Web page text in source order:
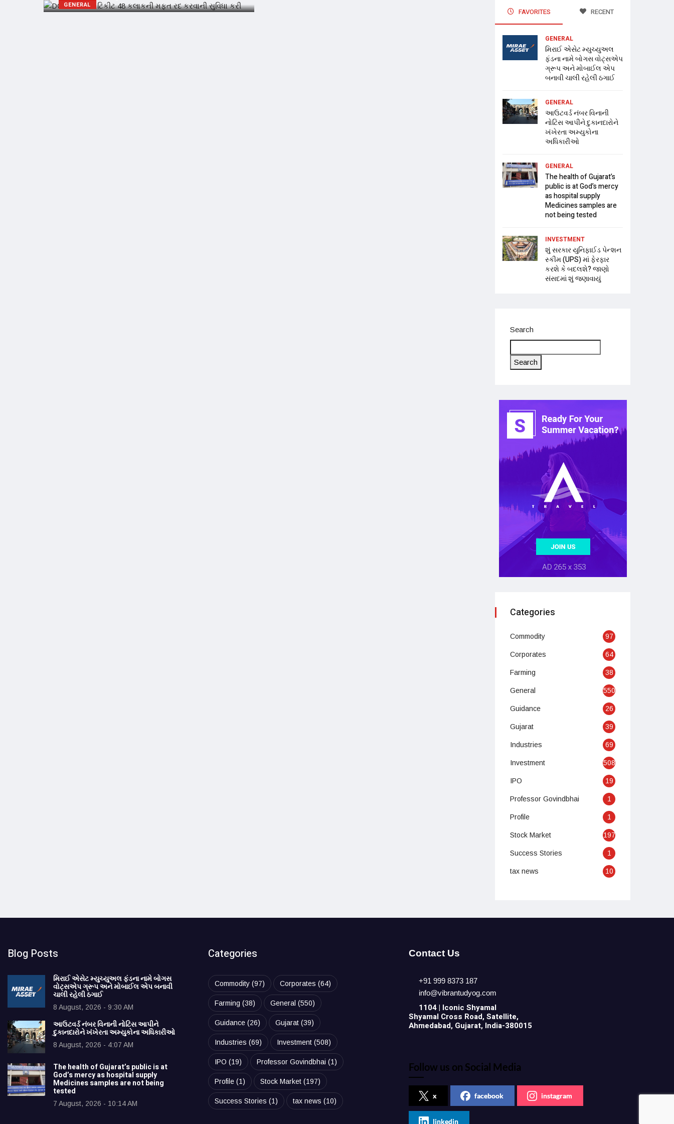
GENERAL
FAVORITES RECENT
GENERAL
મિરાઈ એસેટ મ્યુચ્યુઅલ
ફંડના નામે બોગસ વોટ્સએપ
ગ્રૂપ અને મોબાઈલ એપ
બનાવી ચાલી રહેલી ઠગાઈ
GENERAL
આઉટવર્ડ નંબર વિનાની
નોટિસ આપીને દુકાનદારોને
ખંખેરતા અમ્યુકોના
અધિકારીઓ
GENERAL
The health of Gujarat’s
public is at God’s mercy
as hospital supply
Medicines samples are
not being tested
INVESTMENT
શું સરકાર યુનિફાઈડ પેન્શન
સ્કીમ (UPS) માં ફેરફાર
કરશે કે બદલશે? જાણો
સંસદમાં શું જણાવાયું
Search
Search
Categories
Commodity 97
Corporates 64
Farming 38
General 550
Guidance 26
Gujarat 39
Industries 69
Investment 508
IPO 19
Professor Govindbhai 1
Profile 1
Stock Market 197
Success Stories 1
tax news 10
Blog Posts
મિરાઈ એસેટ મ્યુચ્યુઅલ ફંડના નામે બોગસ
વોટ્સએપ ગ્રૂપ અને મોબાઈલ એપ બનાવી
ચાલી રહેલી ઠગાઈ
8 August, 2026 - 9:30 AM
આઉટવર્ડ નંબર વિનાની નોટિસ આપીને
દુકાનદારોને ખંખેરતા અમ્યુકોના અધિકારીઓ
8 August, 2026 - 4:07 AM
The health of Gujarat’s public is at
God’s mercy as hospital supply
Medicines samples are not being
tested
7 August, 2026 - 10:14 AM
Categories
Commodity(97) Corporates (64)
Farming (38) General (550)
Guidance(26) Gujarat(39)
Industries (69) Investment(508)
IPO (19) Professor Govindbhai (1)
Profile(1) Stock Market(197)
Success Stories (1) tax news (10)
Contact Us
+91 999 8373 187
info@vibrantudyog.com
1104 | Iconic Shyamal
Shyamal Cross Road, Satellite,
Ahmedabad, Gujarat, India-380015
Follow us on Social Media
x facebook instagram
linkedin